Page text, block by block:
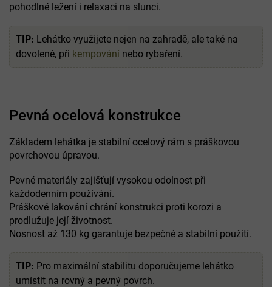
pohodlné ležení i relaxaci na slunci.
TIP: Lehátko využijete nejen na zahradě, ale také na
dovolené, při kempování nebo rybaření.
Pevná ocelová konstrukce
Základem lehátka je stabilní ocelový rám s práškovou
povrchovou úpravou.
Pevné materiály zajišťují vysokou odolnost při
každodenním používání.
Práškové lakování chrání konstrukci proti korozi a
prodlužuje její životnost.
Nosnost až 130 kg garantuje bezpečné a stabilní použití.
TIP: Pro maximální stabilitu doporučujeme lehátko
umístit na rovný a pevný povrch.